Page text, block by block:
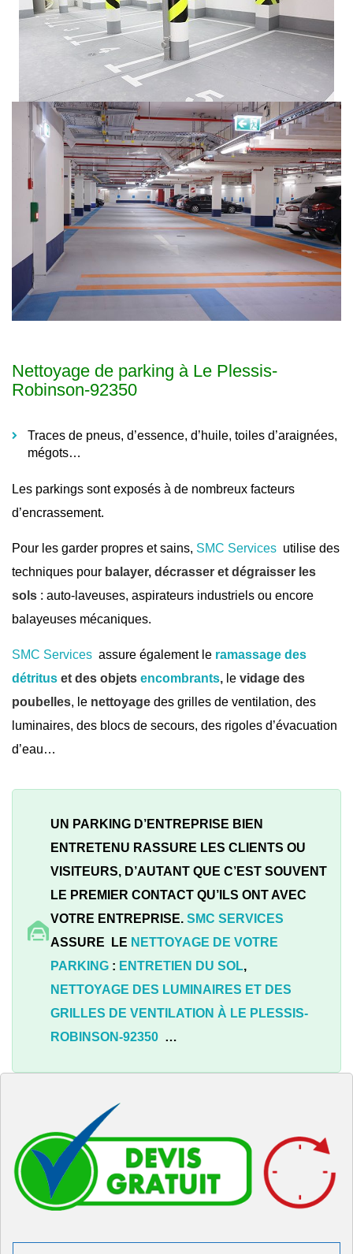
Nettoyage de parking à Le Plessis-
Robinson-92350
Traces de pneus, d’essence, d’huile, toiles d’araignées,
mégots…
Les parkings sont exposés à de nombreux facteurs
d’encrassement.
Pour les garder propres et sains, SMC Services utilise des
techniques pour balayer, décrasser et dégraisser les
sols : auto-laveuses, aspirateurs industriels ou encore
balayeuses mécaniques.
SMC Services assure également le ramassage des
détritus et des objets encombrants, le vidage des
poubelles, le nettoyage des grilles de ventilation, des
luminaires, des blocs de secours, des rigoles d’évacuation
d’eau…
UN PARKING D’ENTREPRISE BIEN
ENTRETENU RASSURE LES CLIENTS OU
VISITEURS, D’AUTANT QUE C’EST SOUVENT
LE PREMIER CONTACT QU’ILS ONT AVEC
VOTRE ENTREPRISE. SMC SERVICES
ASSURE LE NETTOYAGE DE VOTRE
PARKING : ENTRETIEN DU SOL,
NETTOYAGE DES LUMINAIRES ET DES
GRILLES DE VENTILATION À LE PLESSIS-
ROBINSON-92350 …